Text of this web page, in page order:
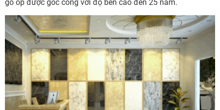
gỗ ốp được góc cong với độ bền cao đến 25 năm.